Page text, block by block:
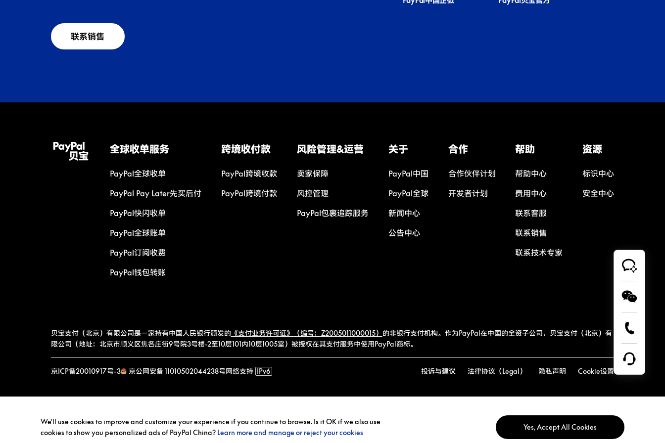
联系销售
全球收单服务
PayPal全球收单
PayPal Pay Later先买后付
PayPal快闪收单
PayPal全球账单
PayPal订阅收费
PayPal钱包转账
跨境收付款
PayPal跨境收款
PayPal跨境付款
风险管理&运营
卖家保障
风控管理
PayPal包裹追踪服务
关于
PayPal中国
PayPal全球
新闻中心
公告中心
合作
合作伙伴计划
开发者计划
帮助
帮助中心
费用中心
联系客服
联系销售
联系技术专家
资源
标识中心
安全中心
贝宝支付（北京）有限公司是一家持有中国人民银行颁发的 《支付业务许可证》（编号：Z2005011000015） 的非银行支付机构。作为PayPal在中国的全资子公司，贝宝支付（北京）有
限公司（地址：北京市顺义区焦各庄街9号院3号楼-2至10层101内10层1005室）被授权在其支付服务中使用PayPal商标。
京ICP备20010917号-3 京公网安备 11010502044238号网络支持 IPv6 投诉与建议 法律协议（Legal） 隐私声明 Cookie设置
We'll use cookies to improve and customize your experience if you continue to browse. Is it OK if we also use
cookies to show you personalized ads of PayPal China? Learn more and manage or reject your cookies
Yes, Accept All Cookies